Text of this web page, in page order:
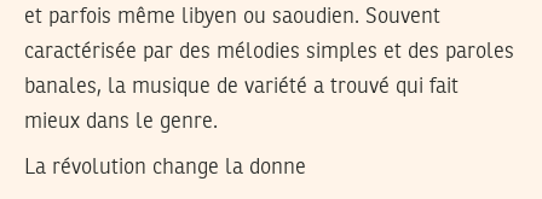
et parfois même libyen ou saoudien. Souvent
caractérisée par des mélodies simples et des paroles
banales, la musique de variété a trouvé qui fait
mieux dans le genre.
La révolution change la donne